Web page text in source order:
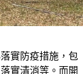
實防疫措施，包
實清消等。而開